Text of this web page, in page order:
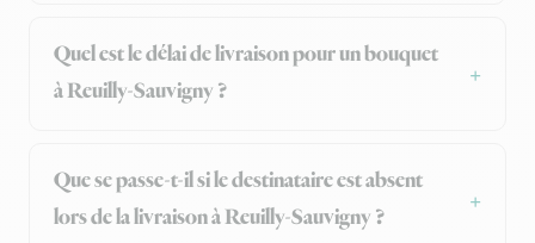
Quel est le délai de livraison pour un bouquet
à Reuilly-Sauvigny ?
Que se passe-t-il si le destinataire est absent
lors de la livraison à Reuilly-Sauvigny ?